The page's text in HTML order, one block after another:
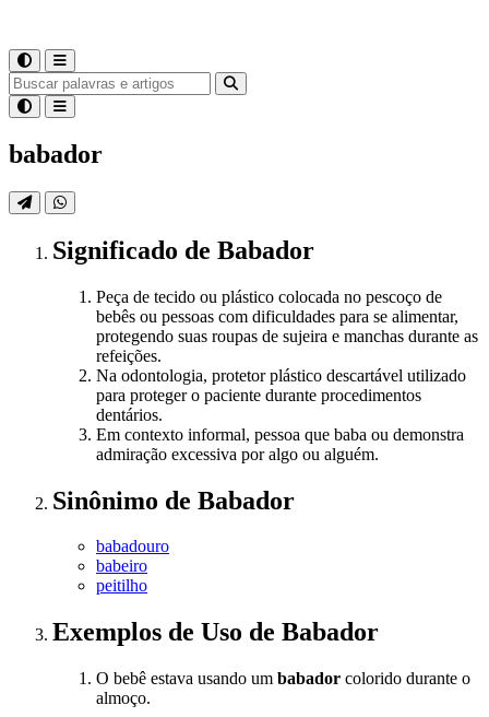
babador
Significado de Babador
Peça de tecido ou plástico colocada no pescoço de
bebês ou pessoas com dificuldades para se alimentar,
protegendo suas roupas de sujeira e manchas durante as
refeições.
Na odontologia, protetor plástico descartável utilizado
para proteger o paciente durante procedimentos
dentários.
Em contexto informal, pessoa que baba ou demonstra
admiração excessiva por algo ou alguém.
Sinônimo de Babador
babadouro
babeiro
peitilho
Exemplos de Uso de Babador
O bebê estava usando um babador colorido durante o
almoço.